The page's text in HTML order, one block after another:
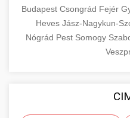
Budapest Csongrád Fejér
Heves Jász-Nagykun-
Nógrád Pest Somogy